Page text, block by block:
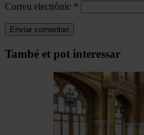
Correu electrònic *
Navegar
També et pot interessar